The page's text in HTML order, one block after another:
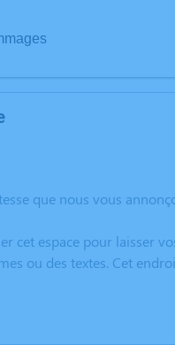
que nous vous
cet espace pour laisser
ou des textes. Cet